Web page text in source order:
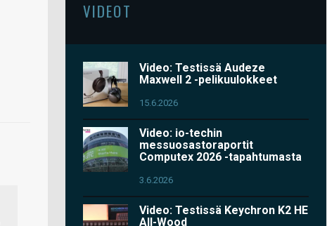
VIDEOT
Video: Testissä Audeze
Maxwell 2 -pelikuulokkeet
15.6.2026
Video: io-techin
messuosastoraportit
Computex 2026 -tapahtumasta
3.6.2026
Video: Testissä Keychron K2 HE
All-Wood